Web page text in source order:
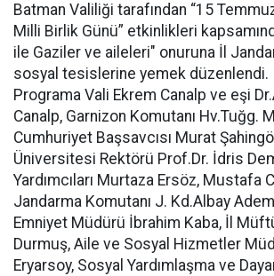
Batman Valiliği tarafından “15
Milli Birlik Günü” etkinlikleri
ile Gaziler ve aileleri" onuruna İl
sosyal tesislerine yemek düzenlendi.
Programa Vali Ekrem Canalp ve eşi
Canalp, Garnizon Komutanı Hv.Tuğg.
Cumhuriyet Başsavcısı Murat
Üniversitesi Rektörü Prof.Dr. İdris
Yardımcıları Murtaza Ersöz, Mustafa
Jandarma Komutanı J. Kd.Albay Adem
Emniyet Müdürü İbrahim Kaba, İl
Durmuş, Aile ve Sosyal Hizmetler
Eryarsoy, Sosyal Yardımlaşma ve